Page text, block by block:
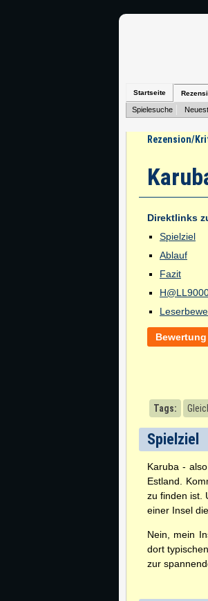
Startseite
Spielesuche
Rezension/
Direktlinks
Spielziel
Ablauf
Fazit
Tags:
Spielziel
Karuba -
Estland.
zu finden ist.
einer Insel
Nein, mein
dort
zur